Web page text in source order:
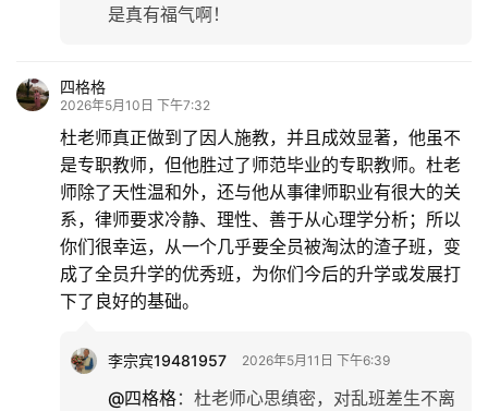
是真有福气啊！
四格格
2026年5月10日 下午7:32
杜老师真正做到了因人施教，并且成效显著，他虽不
是专职教师，但他胜过了师范毕业的专职教师。杜老
师除了天性温和外，还与他从事律师职业有很大的关
系，律师要求冷静、理性、善于从心理学分析；所以
你们很幸运，从一个几乎要全员被淘汰的渣子班，变
成了全员升学的优秀班，为你们今后的升学或发展打
下了良好的基础。
李宗宾19481957 2026年5月11日 下午6:39
@四格格： 杜老师心思缜密，对乱班差生不离